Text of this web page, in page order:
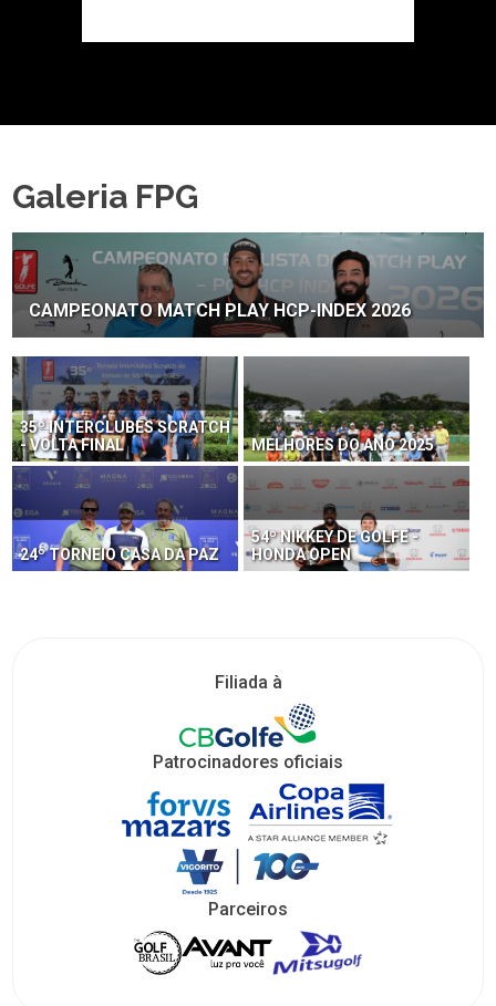
Galeria FPG
CAMPEONATO MATCH PLAY HCP-INDEX 2026
35º INTERCLUBES SCRATCH
- VOLTA FINAL
MELHORES DO ANO 2025
24º TORNEIO CASA DA PAZ
54º NIKKEY DE GOLFE -
HONDA OPEN
Filiada à
Patrocinadores oficiais
Parceiros